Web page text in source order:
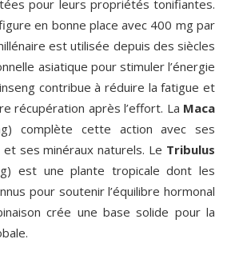
pour leurs propriétés tonifiantes.
en bonne place avec 400 mg par
est utilisée depuis des siècles
asiatique pour stimuler l’énergie
contribue à réduire la fatigue et
récupération après l’effort. La Maca
complète cette action avec ses
ses minéraux naturels. Le Tribulus
est une plante tropicale dont les
pour soutenir l’équilibre hormonal
crée une base solide pour la